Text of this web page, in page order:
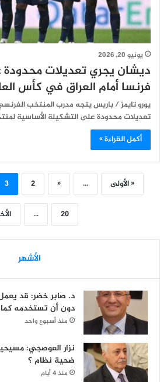
يونيو 20, 2026
ديشان يجري تعديلات
فرنسا أمام العراق في كأس
يورو تايمز / باريس يتجه مدرب المنتخب
تعديلات محدودة على التشكيلة الأساسية
أكمل القراءة »
« الأولى ...
«
2
3
20
...
الأشهر
د. صابر خضر: قد
دون أن تستخدمه
منذ أسبوع واحد
نزار العوصجي:
ضحية نظام ؟
منذ 4 أيام